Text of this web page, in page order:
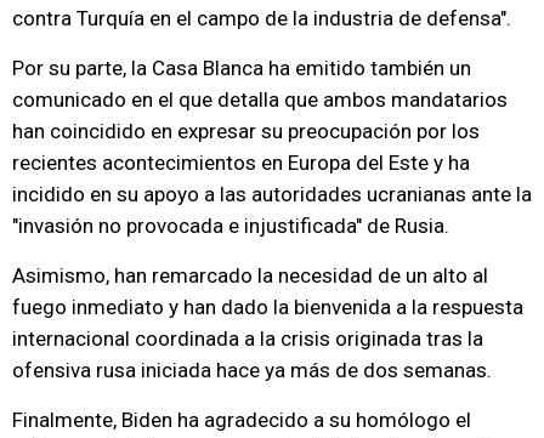
contra Turquía en el campo de la industria de defensa".
Por su parte, la Casa Blanca ha emitido también un
comunicado en el que detalla que ambos mandatarios
han coincidido en expresar su preocupación por los
recientes acontecimientos en Europa del Este y ha
incidido en su apoyo a las autoridades ucranianas ante la
"invasión no provocada e injustificada" de Rusia.
Asimismo, han remarcado la necesidad de un alto al
fuego inmediato y han dado la bienvenida a la respuesta
internacional coordinada a la crisis originada tras la
ofensiva rusa iniciada hace ya más de dos semanas.
Finalmente, Biden ha agradecido a su homólogo el